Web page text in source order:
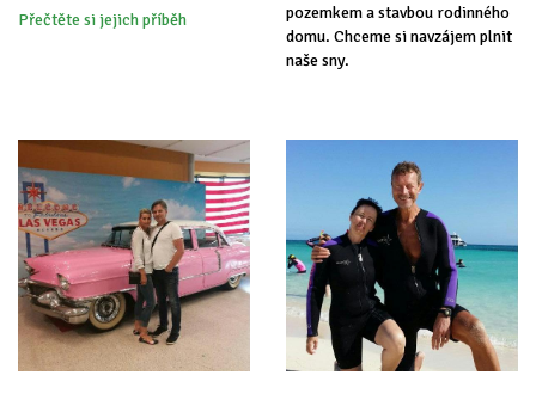
Přečtěte si jejich příběh
pozemkem a stavbou rodinného
domu. Chceme si navzájem plnit
naše sny.